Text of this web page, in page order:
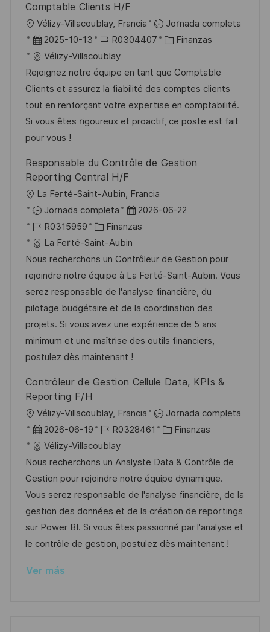
b
l
i
c
a
c
i
ó
n
o
Comptable Clients H/F
U
b
c
a
c
i
ó
Vélizy-Villacoublay, Francia
Jornada completa
F
e
c
h
a
d
e
u
c
a
i
2025-10-13
I
D
d
e
e
m
e
R0304407
C
t
e
g
o
a
Finanzas
Vélizy-Villacoublay
Rejoignez notre équipe en tant que Comptable
Clients et assurez la fiabilité des comptes clients
tout en renforçant votre expertise en comptabilité.
Si vous êtes rigoureux et proactif, ce poste est fait
pour vous !
Responsable du Contrôle de Gestion
Reporting Central H/F
U
b
c
a
c
i
ó
n
La Ferté-Saint-Aubin, Francia
Jornada completa
F
e
c
h
a
d
e
p
u
b
i
2026-06-22
I
D
d
e
e
m
p
l
e
R0315959
C
a
t
e
g
o
r
í
a
Finanzas
La Ferté-Saint-Aubin
Nous recherchons un Contrôleur de Gestion pour
rejoindre notre équipe à La Ferté-Saint-Aubin. Vous
serez responsable de l'analyse financière, du
pilotage budgétaire et de la coordination des
projets. Si vous avez une expérience de 5 ans
minimum et une maîtrise des outils financiers,
postulez dès maintenant !
Contrôleur de Gestion Cellule Data, KPIs &
Reporting F/H
U
b
c
a
c
i
ó
n
Vélizy-Villacoublay, Francia
Jornada completa
F
e
c
h
a
d
e
p
b
2026-06-19
I
D
d
e
e
m
p
l
R0328461
C
t
e
g
o
r
í
Finanzas
Vélizy-Villacoublay
Nous recherchons un Analyste Data & Contrôle de
Gestion pour rejoindre notre équipe dynamique.
Vous serez responsable de l'analyse financière, de la
gestion des données et de la création de reportings
sur Power BI. Si vous êtes passionné par l'analyse et
le contrôle de gestion, postulez dès maintenant !
Ver más